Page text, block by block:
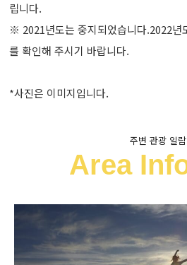
립니다.
※ 2021년도는 중지되었습니다.2022년
를 확인해 주시기 바랍니다.
*사진은 이미지입니다.
주변 관광 일람
Area